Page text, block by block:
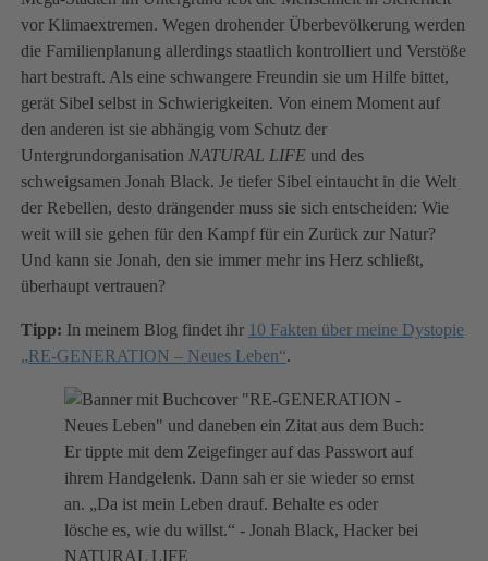
vor Klimaextremen. Wegen drohender Überbevölkerung werden
die Familienplanung allerdings staatlich kontrolliert und Verstöße
hart bestraft. Als eine schwangere Freundin sie um Hilfe bittet,
gerät Sibel selbst in Schwierigkeiten. Von einem Moment auf
den anderen ist sie abhängig vom Schutz der
Untergrundorganisation NATURAL LIFEund des
schweigsamen Jonah Black. Je tiefer Sibel eintaucht in die Welt
der Rebellen, desto drängender muss sie sich entscheiden: Wie
weit will sie gehen für den Kampf für ein Zurück zur Natur?
Und kann sie Jonah, den sie immer mehr ins Herz schließt,
überhaupt vertrauen?
Tipp: In meinem Blog findet ihr 10 Fakten über meine Dystopie
„RE-GENERATION – Neues Leben“.